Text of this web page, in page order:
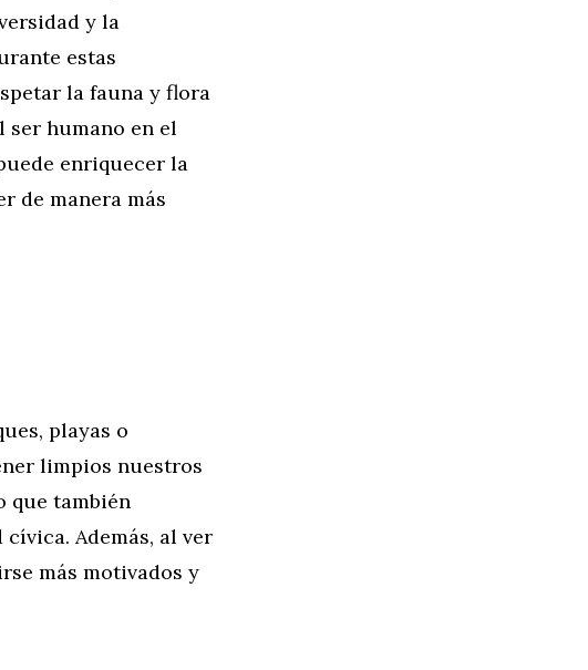
y la
estas
la fauna y flora
ser humano en el
enriquecer la
de manera más
playas o
limpios nuestros
que también
Además, al ver
más motivados y